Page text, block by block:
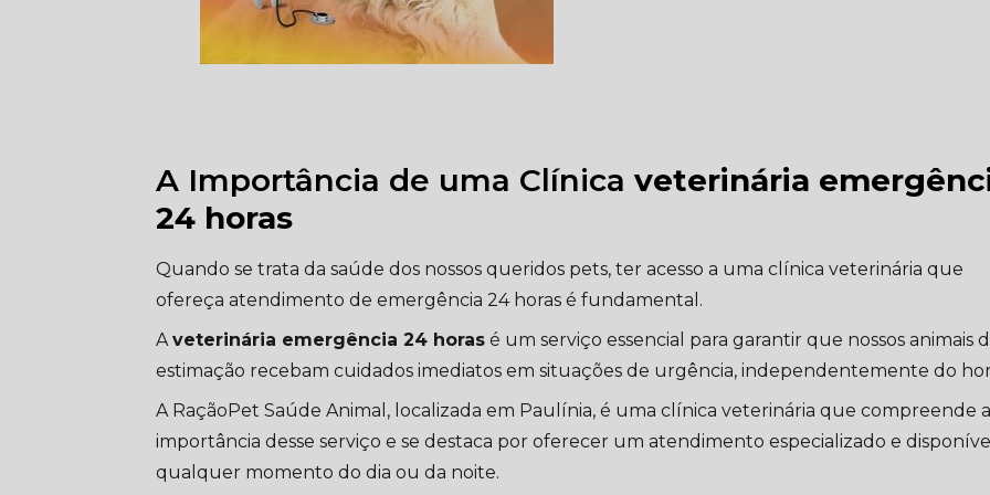
A Importância de uma Clínicaveterinária
24 horas
Quando se trata da saúde dos nossos queridos pets, ter acesso a uma clínica veterinária que
ofereça atendimento de emergência 24 horas é fundamental.
Aveterinária emergência 24 horas é um serviço essencial para garantir que nossos animais
estimação recebam cuidados imediatos em situações de urgência, independentemente do
A RaçãoPet Saúde Animal, localizada em Paulínia, é uma clínica veterinária que compreende a
importância desse serviço e se destaca por oferecer um atendimento especializado e
qualquer momento do dia ou da noite.